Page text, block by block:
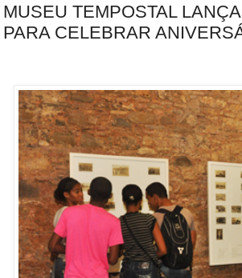
MUSEU TEMPOSTAL
PARA CELEBRAR